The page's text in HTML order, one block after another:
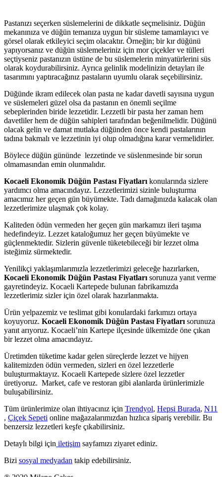
Pastanızı seçerken süslemelerini de dikkatle seçmelisiniz. Düğün
mekanınıza ve düğün temanıza uygun bir süsleme tamamlayıcı ve
görsel olarak etkileyici seçim olacaktır. Örneğin; bir kır düğünü
yapıyorsanız ve düğün süslemeleriniz için mor çiçekler ve tülleri
seçtiyseniz pastanızın üstüne de bu süslemelerin minyatürlerini süs
olarak koydurabilirsiniz. Ayrıca gelinlik modelinizin detayları ile
tasarımını yaptıracağınız pastaların uyumlu olarak seçebilirsiniz.
Düğünde ikram edilecek olan pasta ne kadar davetli sayısına uygun
ve süslemeleri güzel olsa da pastanın en önemli seçilme
sebeplerinden biride lezzetidir. Lezzetli bir pasta her zaman hem
davetliler hem de düğün sahipleri tarafından beğenilmelidir. Düğünü
olacak gelin ve damat mutlaka düğünden önce kendi pastalarının
tadına bakmalı ve lezzetinin iyi olup olmadığına karar vermelidirler.
Böylece düğün gününde lezzetinde ve süslenmesinde bir sorun
olmamasından emin olunmalıdır.
Kocaeli Ekonomik Düğün Pastası Fiyatları konularında sizlere
yardımcı olma amacındayız. Lezzetlerimizi sizinle buluşturma
amacımız her geçen gün büyümekte. Tadı damağınızda kalacak olan
lezzetlerimize ulaşmak çok kolay.
Kaliteden ödün vermeden her geçen gün markamızı ileri taşıma
hedefindeyiz. Lezzet kataloğumuz her geçen büyümekte ve
güçlenmektedir. Sizlerin güvenle tüketebileceği bir lezzet olma
isteğimiz sürmektedir.
Yenilikçi yaklaşımlarımızla lezzetlerimizi geleceğe hazırlarken,
Kocaeli Ekonomik Düğün Pastası Fiyatları sorunuza yanıt verme
gayretindeyiz. Kocaeli Kartepede bulunan fabrikamızda
lezzetlerimiz sizler için özel olarak hazırlanmakta.
Ürün yelpazemiz ve teslimat gibi konulardaki farkımızı ortaya
koyuyoruz. Kocaeli Ekonomik Düğün Pastası Fiyatları sorunuza
yanıt arıyoruz. Kocaeli’nin Kartepe ilçesinde ülkemizde öne çıkan
bir lezzet olma amacındayız.
Üretimden tüketime kadar gelen süreçlerde lezzet ve hijyen
kalitemizden ödün vermeden, sizleri en özel lezzetlerle
buluşturmaktayız. Kocaeli Kartepede sizlere özel lezzetler
üretiyoruz. Market, cafe ve restoran gibi alanlarda ürünlerimizle
buluşabilirsiniz.
Tüm ürünlerimize olan ihtiyacınız için Trendyol, Hepsi Burada, N11
, Çiçek Sepeti online mağazalarımızdan hızlıca sipariş verebilir. Bu
benzersiz lezzetleri keşfe çıkabilirsiniz.
Detaylı bilgi için iletişim sayfamızı ziyaret ediniz.
Bizi sosyal medyadan takip edebilirsiniz.